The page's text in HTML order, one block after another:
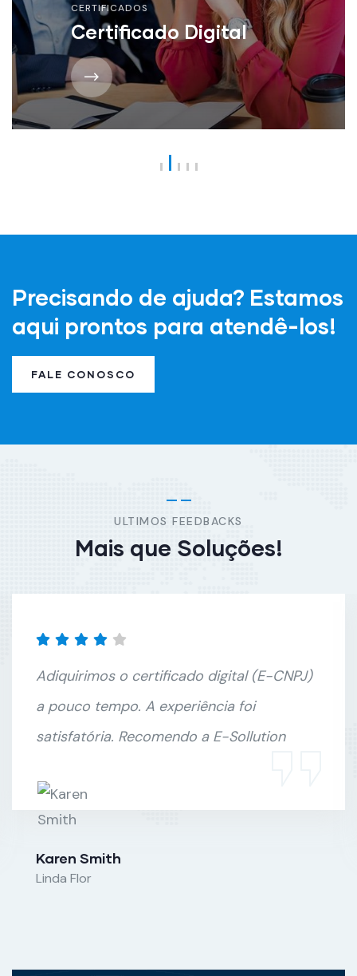
CERTIFICADOS
Certificado Digital
Precisando de ajuda? Estamos
aqui prontos para atendê-los!
FALE CONOSCO
ULTIMOS FEEDBACKS
Mais que Soluções!
Adiquirimos o certificado digital (E-CNPJ)
a pouco tempo. A experiência foi
satisfatória. Recomendo a E-Sollution
Karen Smith
Linda Flor